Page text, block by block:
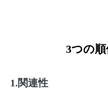
3つの順
1.関連性